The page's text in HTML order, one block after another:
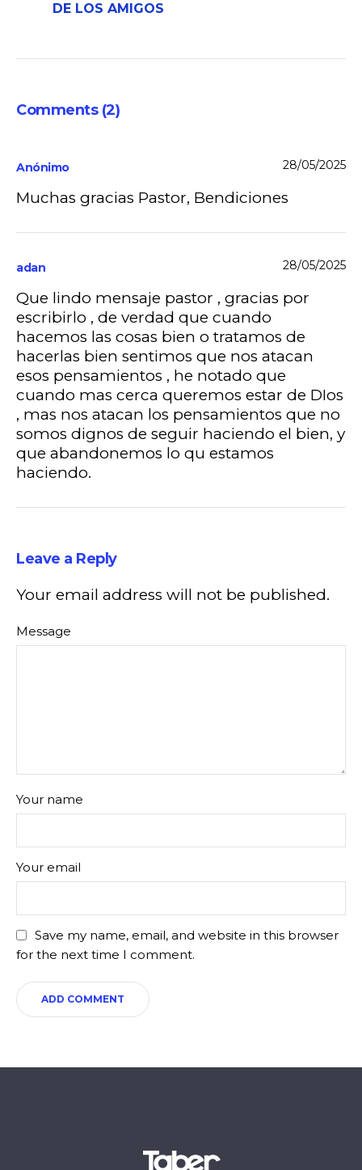
DE LOS AMIGOS
Comments (2)
Anónimo 28/05/2025
Muchas gracias Pastor, Bendiciones
adan 28/05/2025
Que lindo mensaje pastor , gracias por
escribirlo , de verdad que cuando
hacemos las cosas bien o tratamos de
hacerlas bien sentimos que nos atacan
esos pensamientos , he notado que
cuando mas cerca queremos estar de DIos
, mas nos atacan los pensamientos que no
somos dignos de seguir haciendo el bien, y
que abandonemos lo qu estamos
haciendo.
Leave a Reply
Your email address will not be published.
Message
Your name
Your email
Save my name, email, and website in this browser
for the next time I comment.